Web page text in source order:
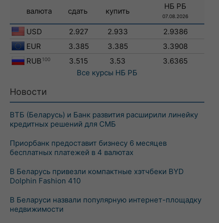
валюта сдать купить
НБ РБ
07.08.2026
USD 2.927 2.933
2.9386
EUR
3.385 3.385
3.3908
RUB 100 3.515 3.53
3.6365
Все курсы НБ РБ
Новости
ВТБ (Беларусь) и Банк развития расширили линейку
кредитных решений для СМБ
Приорбанк предоставит бизнесу 6 месяцев
бесплатных платежей в 4 валютах
В Беларусь привезли компактные хэтчбеки BYD
Dolphin Fashion 410
В Беларуси назвали популярную интернет-площадку
недвижимости